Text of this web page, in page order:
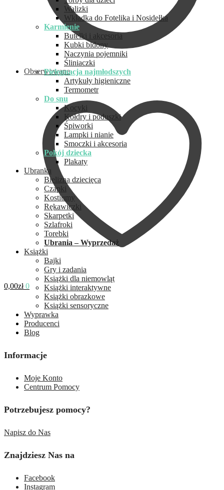
Obserwowane
0,00zł 0
Walizki
Wkładka do Fotelika i Nosidełka
Karmienie
Butelki i akcesoria
Kubki bidony
Naczynia pojemniki
Śliniaczki
Pielęgnacja najmłodszych
Artykuły higieniczne
Termometr
Do snu
Kocyki
Kołdry i poduszki
Śpiworki
Lampki i nianie
Smoczki i akcesoria
Pokój dziecka
Plakaty
Ubranka
Bielizna dziecięca
Czapki
Kostiumy
Rękawiczki
Skarpetki
Szlafroki
Torebki
Ubrania – Wyprzedaż
Książki
Bajki
Gry i zadania
Książki dla niemowląt
Książki interaktywne
Książki obrazkowe
Książki sensoryczne
Wyprawka
Producenci
Blog
Informacje
Moje Konto
Centrum Pomocy
Potrzebujesz pomocy?
Napisz do Nas
Znajdziesz Nas na
Facebook
Instagram